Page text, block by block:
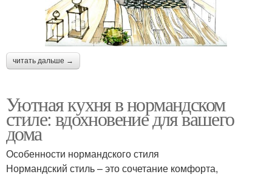
читать дальше →
Уютная кухня в нормандском
стиле: вдохновение для вашего
дома
Особенности нормандского стиля
Нормандский стиль – это сочетание комфорта,